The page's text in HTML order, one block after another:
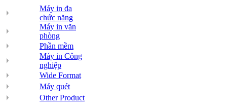
Máy in đa
chức năng
Máy in văn
phòng
Phần mềm
Máy in Công
nghiệp
Wide Format
Máy quét
Other Product